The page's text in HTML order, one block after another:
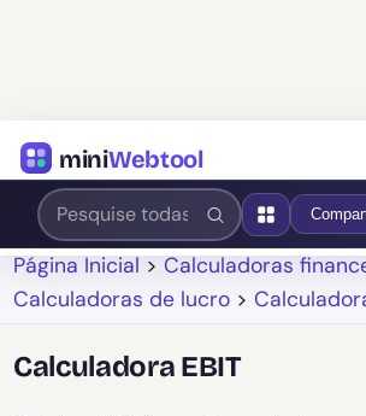
miniWebtool
Página Inicial >Calculadoras
Calculadoras de lucro >
Calculadora EBIT